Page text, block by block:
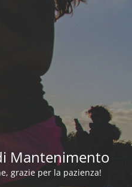
Mantenimento
grazie per la pazienza!